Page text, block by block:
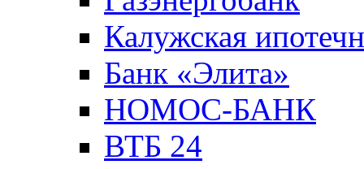
Калужская
Банк «Элита»
НОМОС-БАНК
ВТБ 24